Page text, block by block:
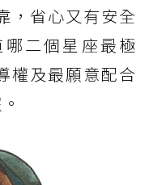
，省心又有安全
二個星座最極
權及最願意配合